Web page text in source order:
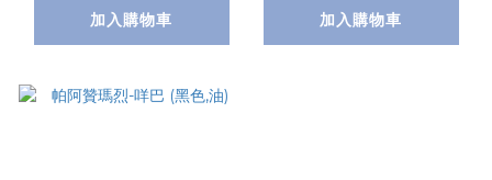
加入購物車 加入購物車